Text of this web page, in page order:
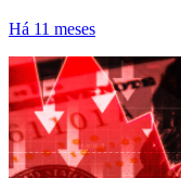
Há 11 meses